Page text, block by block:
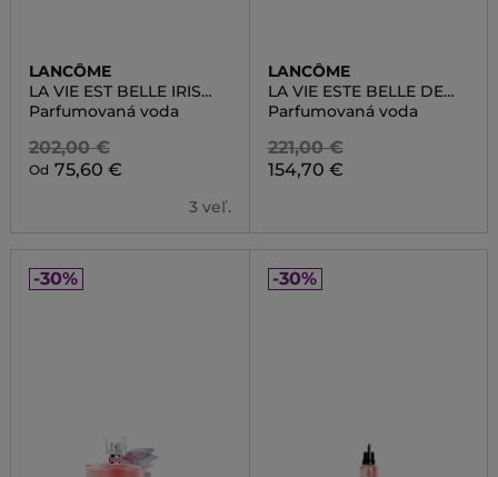
LANCÔME
LA VIE EST BELLE IRIS
ABSOLU
Parfumovaná voda
202,00 €
Od 75,60 €
3 veľ.
LANCÔME
LA VIE ESTE BELLE DE
PARFUM
Parfumovaná voda
221,00 €
154,70 €
-30% -30%